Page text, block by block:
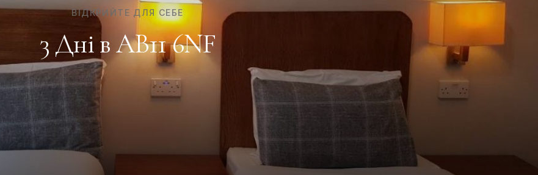
ВІДКРИЙТЕ ДЛЯ СЕБЕ
3 Дні в AB11 6NF